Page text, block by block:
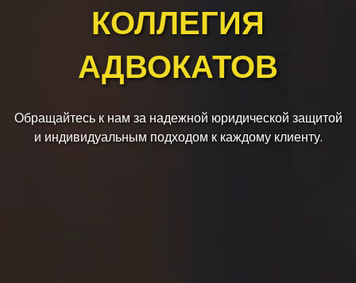
КОЛЛЕГИЯ
АДВОКАТОВ
Обращайтесь к нам за надежной юридической защитой
и индивидуальным подходом к каждому клиенту.